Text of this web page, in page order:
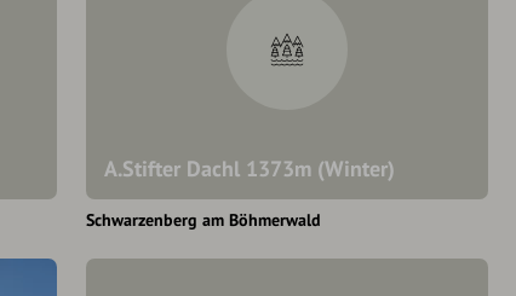
A.Stifter Dachl 1373m (Winter)
Schwarzenberg am Böhmerwald